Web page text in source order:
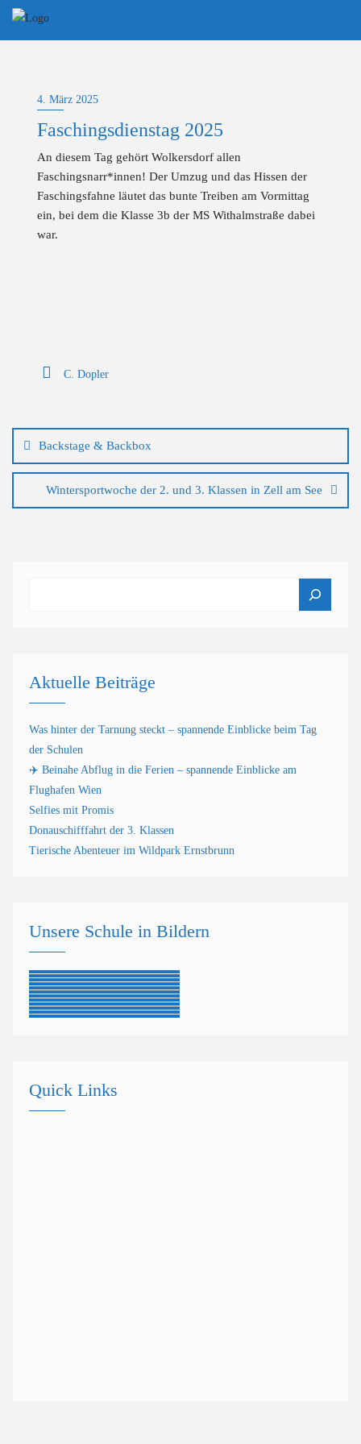
Skip
4. März 2025
Faschingsdienstag 2025
An diesem Tag gehört Wolkersdorf allen
Faschingsnarr*innen! Der Umzug und das Hissen der
Faschingsfahne läutet das bunte Treiben am Vormittag
ein, bei dem die Klasse 3b der MS Withalmstraße dabei
war.
C. Dopler
Backstage & Backbox
Wintersportwoche der 2. und 3. Klassen in Zell am See
Aktuelle Beiträge
Was hinter der Tarnung steckt – spannende Einblicke beim Tag
der Schulen
✈️ Beinahe Abflug in die Ferien – spannende Einblicke am
Flughafen Wien
Selfies mit Promis
Donauschifffahrt der 3. Klassen
Tierische Abenteuer im Wildpark Ernstbrunn
Unsere Schule in Bildern
Quick Links